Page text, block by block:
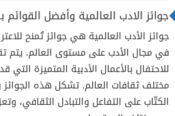
جوائز الادب العالمية وأفضل القوائم
جوائز الأدب العالمية هي جوائز تُمنح
في مجال الأدب على مستوى العالم. يتم
للاحتفال بالأعمال الأدبية المتميزة
مختلف ثقافات العالم. تشكل هذه
الكتّاب على التفاعل والتبادل الثقافي،